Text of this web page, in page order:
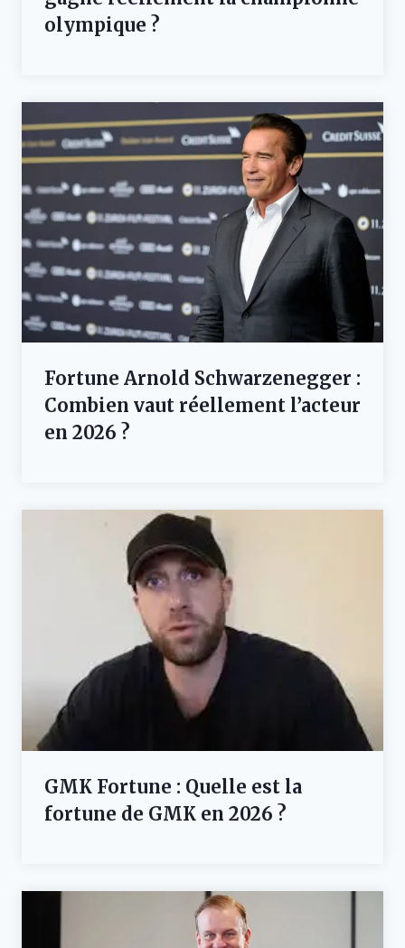
olympique ?
Fortune Arnold Schwarzenegger :
Combien vaut réellement l’acteur
en 2026 ?
GMK Fortune : Quelle est la
fortune de GMK en 2026 ?